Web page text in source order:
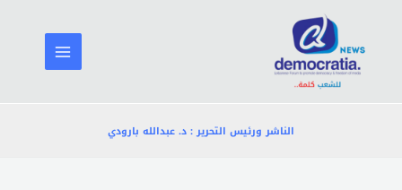
المحتوى
الناشر ورئيس التحرير : د. عبدالله بارودي